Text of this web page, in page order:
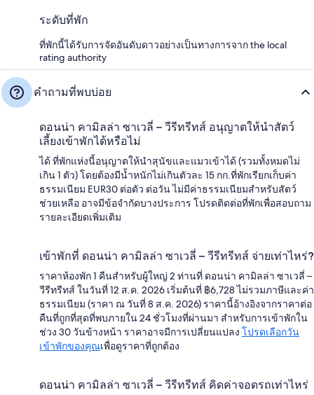
ระดับที่พัก
ที่พักนี้ได้รับการจัดอันดับดาวอย่างเป็นทางการจาก the local
rating authority
คำถามที่พบบ่อย
ดอนน่า คามิลล่า ซาเวลี่ – วีรีทรีทส์ อนุญาตให้นำสัตว์
เลี้ยงเข้าพักได้หรือไม่
ได้ ที่พักแห่งนี้อนุญาตให้นำสุนัขและแมวเข้าได้ (รวมทั้งหมดไม่
เกิน 1 ตัว) โดยต้องมีน้ำหนักไม่เกินตัวละ 15 กก.ที่พักเรียกเก็บค่า
ธรรมเนียม EUR30 ต่อตัว ต่อวัน ไม่มีค่าธรรมเนียมสำหรับสัตว์
ช่วยเหลือ อาจมีข้อจำกัดบางประการ โปรดติดต่อที่พักเพื่อสอบถาม
รายละเอียดเพิ่มเติม
เข้าพักที่ ดอนน่า คามิลล่า ซาเวลี่ – วีรีทรีทส์ จ่ายเท่าไหร่?
ราคาห้องพัก 1 คืนสำหรับผู้ใหญ่ 2 ท่านที่ ดอนน่า คามิลล่า ซาเวลี่ –
วีรีทรีทส์ ในวันที่ 12 ส.ค. 2026 เริ่มต้นที่ ฿6,728 ไม่รวมภาษีและค่า
ธรรมเนียม (ราคา ณ วันที่ 8 ส.ค. 2026) ราคานี้อ้างอิงจากราคาต่อ
คืนที่ถูกที่สุดที่พบภายใน 24 ชั่วโมงที่ผ่านมา สำหรับการเข้าพักใน
ช่วง 30 วันข้างหน้า ราคาอาจมีการเปลี่ยนแปลง โปรดเลือกวัน
เข้าพักของคุณเพื่อดูราคาที่ถูกต้อง
ดอนน่า คามิลล่า ซาเวลี่ – วีรีทรีทส์ คิดค่าจอดรถเท่าไหร่